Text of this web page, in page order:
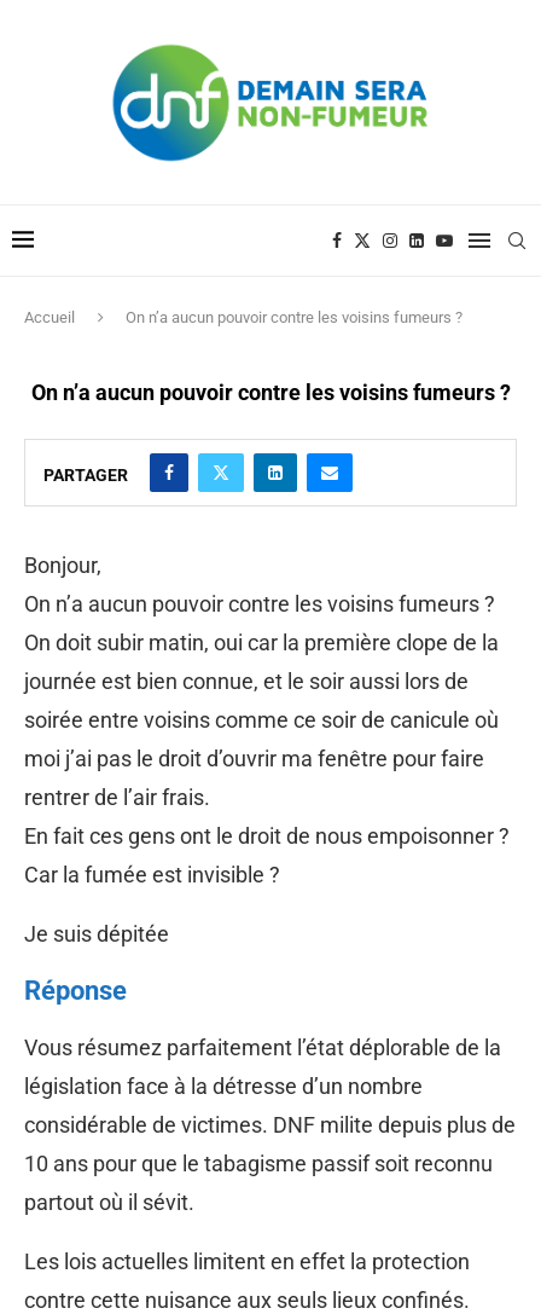
Accueil On n’a aucun pouvoir contre les voisins fumeurs ?
On n’a aucun pouvoir contre les voisins fumeurs ?
PARTAGER
Bonjour,
On n’a aucun pouvoir contre les voisins fumeurs ?
On doit subir matin, oui car la première clope de la
journée est bien connue, et le soir aussi lors de
soirée entre voisins comme ce soir de canicule où
moi j’ai pas le droit d’ouvrir ma fenêtre pour faire
rentrer de l’air frais.
En fait ces gens ont le droit de nous empoisonner ?
Car la fumée est invisible ?
Je suis dépitée
Réponse
Vous résumez parfaitement l’état déplorable de la
législation face à la détresse d’un nombre
considérable de victimes. DNF milite depuis plus de
10 ans pour que le tabagisme passif soit reconnu
partout où il sévit.
Les lois actuelles limitent en effet la protection
contre cette nuisance aux seuls lieux confinés.